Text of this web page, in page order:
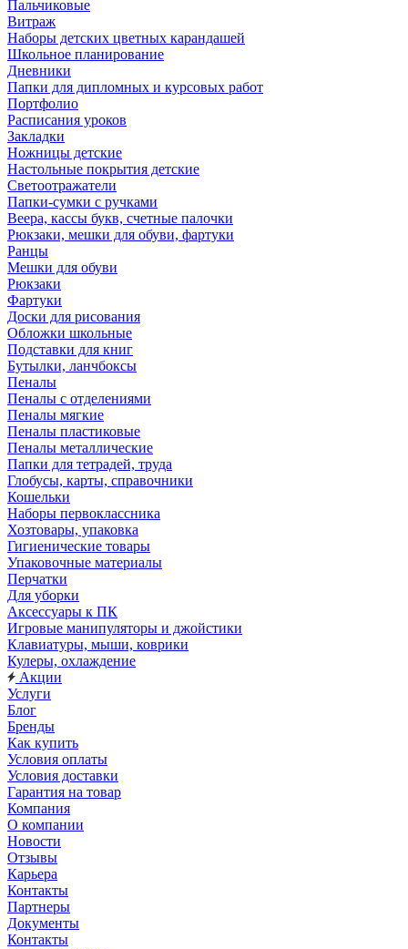
Пальчиковые
Витраж
Наборы детских цветных карандашей
Школьное планирование
Дневники
Папки для дипломных и курсовых работ
Портфолио
Расписания уроков
Закладки
Ножницы детские
Настольные покрытия детские
Светоотражатели
Папки-сумки с ручками
Веера, кассы букв, счетные палочки
Рюкзаки, мешки для обуви, фартуки
Ранцы
Мешки для обуви
Рюкзаки
Фартуки
Доски для рисования
Обложки школьные
Подставки для книг
Бутылки, ланчбоксы
Пеналы
Пеналы с отделениями
Пеналы мягкие
Пеналы пластиковые
Пеналы металлические
Папки для тетрадей, труда
Глобусы, карты, справочники
Кошельки
Наборы первоклассника
Хозтовары, упаковка
Гигиенические товары
Упаковочные материалы
Перчатки
Для уборки
Аксессуары к ПК
Игровые манипуляторы и джойстики
Клавиатуры, мыши, коврики
Кулеры, охлаждение
Акции
Услуги
Блог
Бренды
Как купить
Условия оплаты
Условия доставки
Гарантия на товар
Компания
О компании
Новости
Отзывы
Карьера
Контакты
Партнеры
Документы
Контакты